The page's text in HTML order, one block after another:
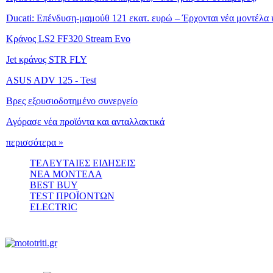
Ducati: Επένδυση-μαμούθ 121 εκατ. ευρώ – Έρχονται νέα μοντέλα
Κράνος LS2 FF320 Stream Evo
Jet κράνος STR FLY
ASUS ADV 125 - Test
Βρες εξουσιοδοτημένο συνεργείο
Αγόρασε νέα προϊόντα και ανταλλακτικά
περισσότερα »
ΤΕΛΕΥΤΑΙΕΣ ΕΙΔΗΣΕΙΣ
ΝΕΑ ΜΟΝΤΕΛΑ
BEST BUY
TEST ΠΡΟΪΟΝΤΩΝ
ELECTRIC